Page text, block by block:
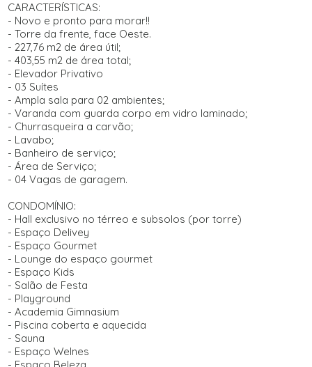
CARACTERÍSTICAS:
- Novo e pronto para morar!!
- Torre da frente, face Oeste.
- 227,76 m2 de área útil;
- 403,55 m2 de área total;
- Elevador Privativo
- 03 Suítes
- Ampla sala para 02 ambientes;
- Varanda com guarda corpo em vidro laminado;
- Churrasqueira a carvão;
- Lavabo;
- Banheiro de serviço;
- Área de Serviço;
- 04 Vagas de garagem.
CONDOMÍNIO:
- Hall exclusivo no térreo e subsolos (por torre)
- Espaço Delivey
- Espaço Gourmet
- Lounge do espaço gourmet
- Espaço Kids
- Salão de Festa
- Playground
- Academia Gimnasium
- Piscina coberta e aquecida
- Sauna
- Espaço Welnes